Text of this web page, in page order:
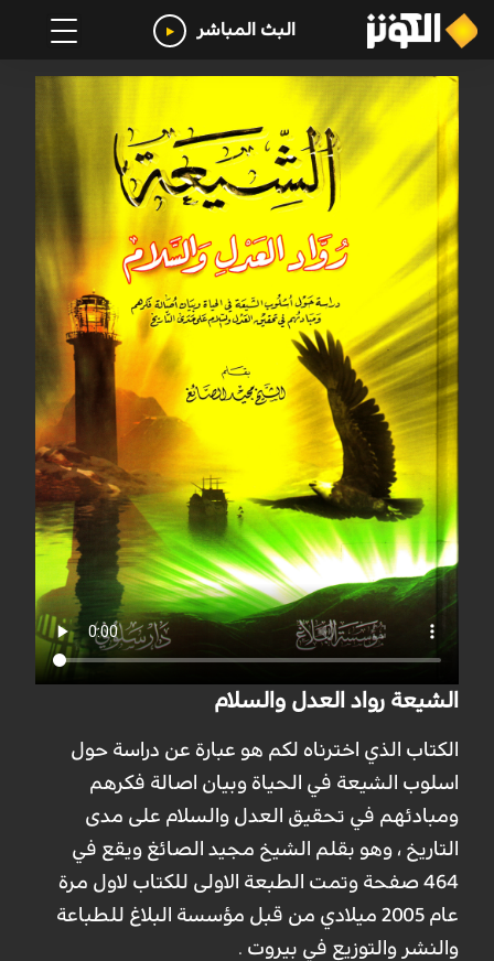
البث المباشر
الشيعة رواد العدل والسلام
الكتاب الذي اخترناه لكم هو عبارة عن دراسة حول
اسلوب الشيعة في الحياة وبيان اصالة فكرهم
ومبادئهم في تحقيق العدل والسلام على مدى
التاريخ ، وهو بقلم الشيخ مجيد الصائغ ويقع في
464 صفحة وتمت الطبعة الاولى للكتاب لاول مرة
عام 2005 ميلادي من قبل مؤسسة البلاغ للطباعة
والنشر والتوزيع في بيروت .